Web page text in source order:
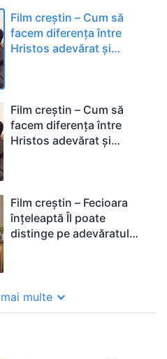
Film creștin – Cum să
facem diferența între
Hristos adevărat și
Film creștin – Cum să
facem diferența între
Hristos adevărat și
Film creștin – Fecioara
înțeleaptă Îl poate
distinge pe adevăratul
multe